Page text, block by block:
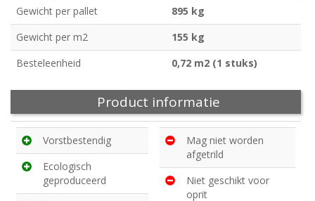
Gewicht per pallet
895 kg
Gewicht per m2
155 kg
Besteleenheid
0,72 m2 (1 stuks)
Product informatie
Vorstbestendig
Ecologisch
geproduceerd
Mag niet worden
afgetrild
Niet geschikt voor
oprit